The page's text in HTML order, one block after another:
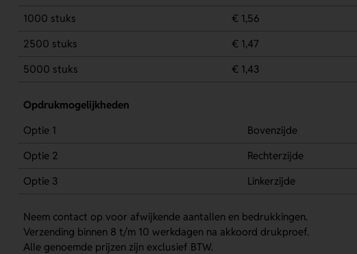
1000 stuks
€ 1,56
2500 stuks
€ 1,47
5000 stuks
€ 1,43
Opdrukmogelijkheden
Optie 1
Bovenzijde
Optie 2
Rechterzijde
Optie 3
Linkerzijde
Neem contact op voor afwijkende aantallen en bedrukkingen.
Verzending binnen 8 t/m 10 werkdagen na akkoord drukproef.
Alle genoemde prijzen zijn exclusief BTW.